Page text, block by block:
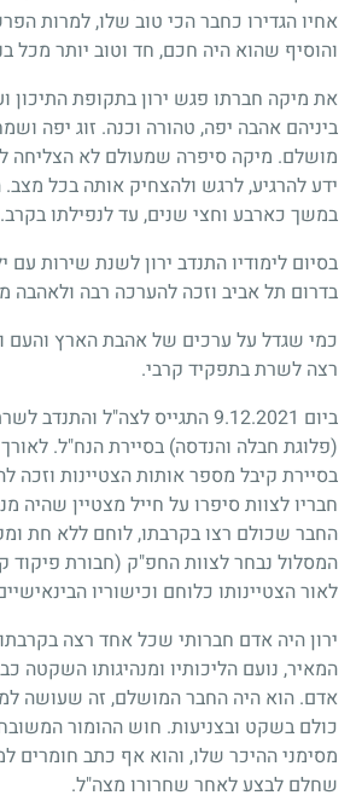
אחיו הגדירו כחבר הכי טוב שלו, למרות
והוסיף שהוא היה חכם, חד וטוב יותר מכל
את מיקה חברתו פגש ירון בתקופת התיכון
ביניהם אהבה יפה, טהורה וכנה. זוג יפה
מושלם. מיקה סיפרה שמעולם לא הצליחה
ידע להרגיע, לרגש ולהצחיק אותה בכל מצב.
במשך כארבע וחצי שנים, עד לנפילתו בקרב.
בסיום לימודיו התנדב ירון לשנת שירות עם
בדרום תל אביב וזכה להערכה רבה ולאהבה
כמי שגדל על ערכים של אהבת הארץ והעם
רצה לשרת בתפקיד קרבי.
ביום 9.12.2021 התגייס לצה"ל
(פלוגת חבלה והנדסה) בסיירת הנח"ל.
בסיירת קיבל מספר אותות הצטיינות וזכה
חבריו לצוות סיפרו על חייל מצטיין שהיה
החבר שכולם רצו בקרבתו, לוחם ללא חת
המסלול נבחר לצוות החפ"ק (חבורת פיקוד
לאור הצטיינותו כלוחם וכישוריו
ירון היה אדם חברותי שכל אחד רצה
המאיר, נועם הליכותיו ומנהיגותו השקטה
אדם. הוא היה החבר המושלם, זה שעושה
כולם בשקט ובצניעות. חוש ההומור
מסימני ההיכר שלו, והוא אף כתב חומרים
שחלם לבצע לאחר שחרורו מצה"ל.